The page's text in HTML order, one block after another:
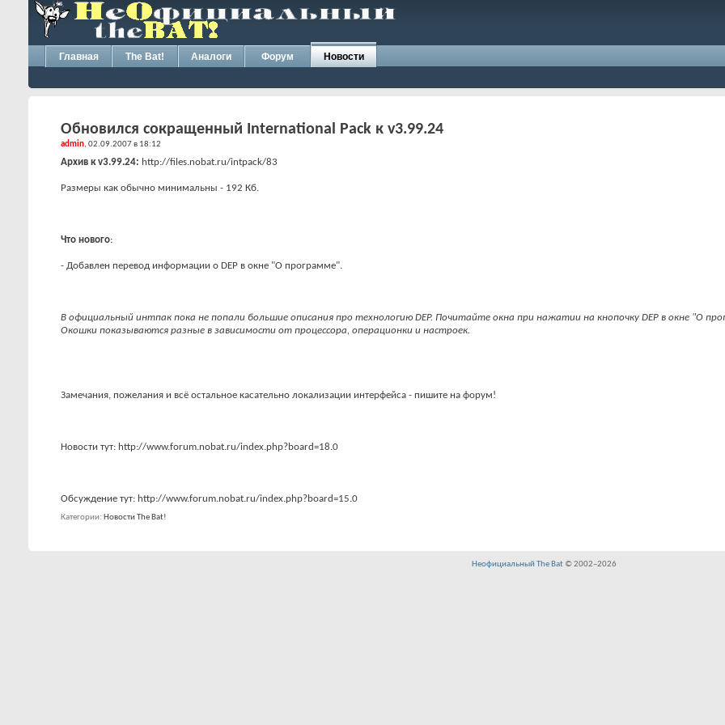
Главная The Bat! Аналоги Форум Новости
Обновился сокращенный International Pack к v3.99.24
admin, 02.09.2007 в 18:12
Архив к v3.99.24: http://files.nobat.ru/intpack/83
Размеры как обычно минимальны - 192 Кб.
Что нового:
- Добавлен перевод информации о DEP в окне "О программе".
В официальный интпак пока не попали большие описания про технологию DEP. Почитайте окна при нажатии на кнопочку DEP в окне "О
Окошки показываются разные в зависимости от процессора, операционки и настроек.
Замечания, пожелания и всё остальное касательно локализации интерфейса - пишите на форум!
Новости тут: http://www.forum.nobat.ru/index.php?board=18.0
Обсуждение тут: http://www.forum.nobat.ru/index.php?board=15.0
Категории Новости The Bat!
Неофициальный The Bat© 2002–2026